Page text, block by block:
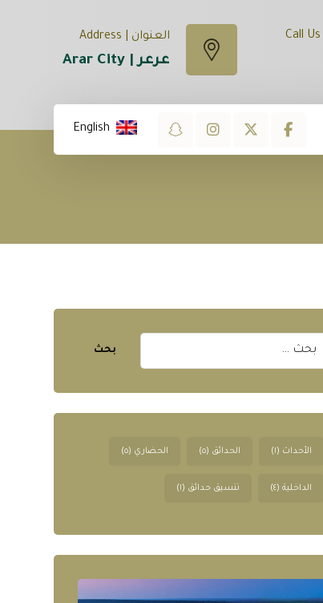
العنوان | Address
عرعر | Arar City
English
بحث
الأحداث (١) الحدائق (٥) الحضاري (٥)
الداخلية(٤) تنسيق حدائق (١)